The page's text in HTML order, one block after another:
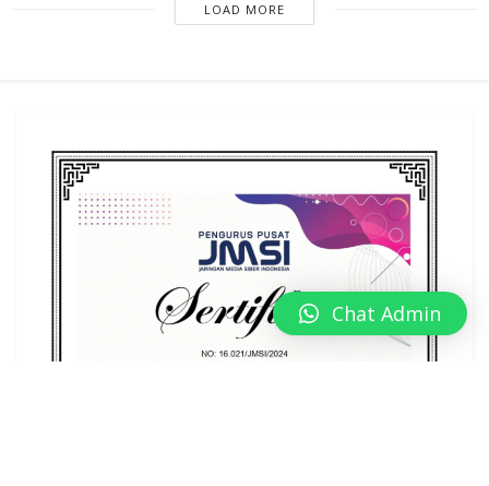
LOAD MORE
Chat Admin